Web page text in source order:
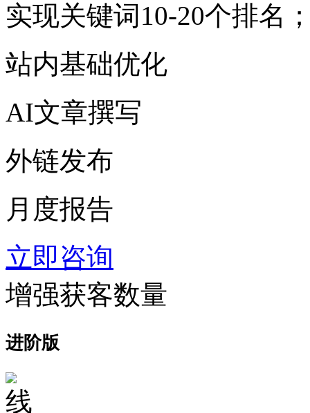
实现关键词10-20个排名
站内基础优化
AI文章撰写
外链发布
月度报告
立即咨询
增强获客数量
进阶版